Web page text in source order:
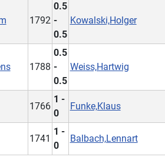
1792
0.5
-
0.5
Kowalski,Holger
1788
0.5
-
0.5
Weiss,Hartwig
1766
1 -
0
Funke,Klaus
1741
1 -
0
Balbach,Lennart